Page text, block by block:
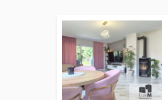
GORZÓW
WIELKOPOLSKI